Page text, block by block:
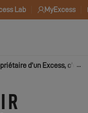
Lab MyExcess
d’un Excess, c’est